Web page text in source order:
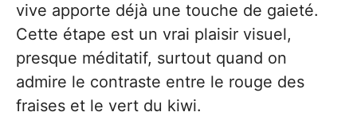
vive apporte déjà une touche de gaieté.
Cette étape est un vrai plaisir visuel,
presque méditatif, surtout quand on
admire le contraste entre le rouge des
fraises et le vert du kiwi.